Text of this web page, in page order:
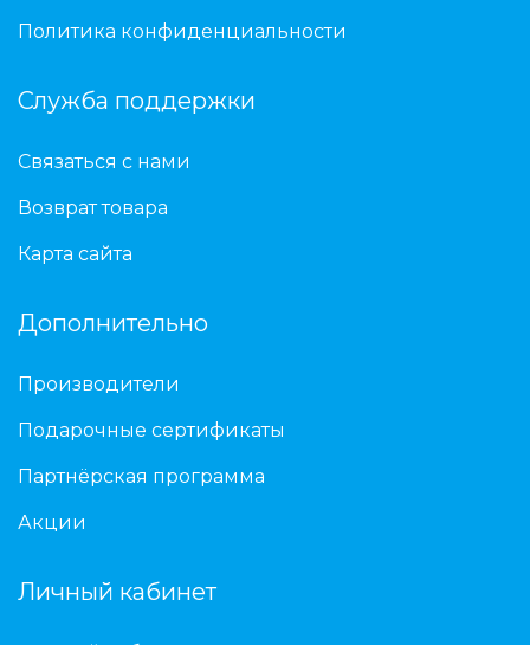
Политика конфиденциальности
Служба поддержки
Связаться с нами
Возврат товара
Карта сайта
Дополнительно
Производители
Подарочные сертификаты
Партнёрская программа
Акции
Личный кабинет